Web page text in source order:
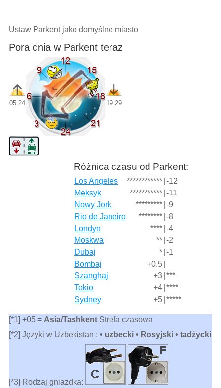
Ustaw Parkent jako domyślne miasto
Pora dnia w Parkent teraz
05:24 19:29
Różnica czasu od Parkent:
Los Angeles ************ -12
Meksyk
*********** -11
Nowy Jork
********* -9
Rio de Janeiro
******** -8
Londyn
**** -4
Moskwa
** -2
Dubaj
* -1
Bombaj
+0.5
Szanghaj
+3 ***
Tokio
+4 ****
Sydney
+5 *****
[*1] +05 = Asia/TashkentStrefa czasowa
[*2] Języki w Uzbekistan : • uzbecki • Rosyjski • tadżycki
[*3] Rodzaj gniazdka: